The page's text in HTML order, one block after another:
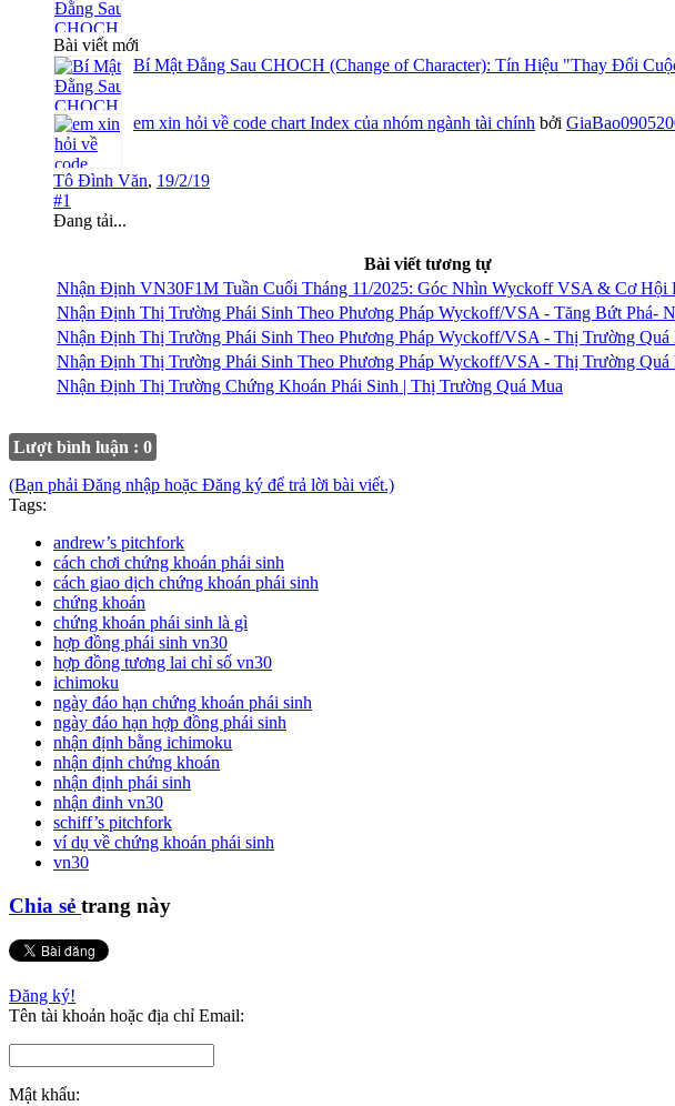
Bài viết mới
Bí Mật Đằng Sau CHOCH (Change of Character): Tín Hiệu "Thay Đổi
em xin hỏi về code chart Index của nhóm ngành tài chính bởi
Tô Đình Văn, 19/2/19
#1
Đang tải...
Bài viết tương tự
Nhận Định VN30F1M Tuần Cuối Tháng 11/2025: Góc Nhìn Wyckoff VSA & Cơ Hội
Nhận Định Thị Trường Phái Sinh Theo Phương Pháp Wyckoff/VSA - Tăng Bứt Phá-
Nhận Định Thị Trường Phái Sinh Theo Phương Pháp Wyckoff/VSA - Thị Trường Quá
Nhận Định Thị Trường Phái Sinh Theo Phương Pháp Wyckoff/VSA - Thị Trường Quá
Nhận Định Thị Trường Chứng Khoán Phái Sinh | Thị Trường Quá Mua
Lượt bình luận : 0
(Bạn phải Đăng nhập hoặc Đăng ký để trả lời bài viết.)
Tags:
andrew’s pitchfork
cách chơi chứng khoán phái sinh
cách giao dịch chứng khoán phái sinh
chứng khoán
chứng khoán phái sinh là gì
hợp đồng phái sinh vn30
hợp đồng tương lai chỉ số vn30
ichimoku
ngày đáo hạn chứng khoán phái sinh
ngày đáo hạn hợp đồng phái sinh
nhận định bằng ichimoku
nhận định chứng khoán
nhận định phái sinh
nhận đinh vn30
schiff’s pitchfork
ví dụ về chứng khoán phái sinh
vn30
Chia sẻ trang này
Đăng ký!
Tên tài khoản hoặc địa chỉ Email:
Mật khẩu: